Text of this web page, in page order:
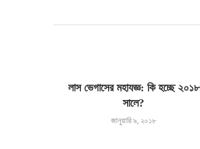
লাস ভেগাসের মহাযজ্ঞ: কি হচ্ছে ২০১৮
সালে?
জানুয়ারি ৯, ২০১৮